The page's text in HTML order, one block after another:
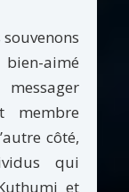
souvenons
aimé
membre
côté,
qui
et